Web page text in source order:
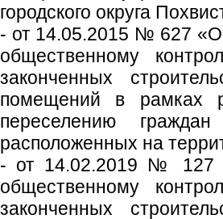
городского округа
- от 14.05.2015 № 627
общественному
законченных
помещений в рамках
переселению
расположенных на
- от 14.02.2019 № 127
общественному
законченных